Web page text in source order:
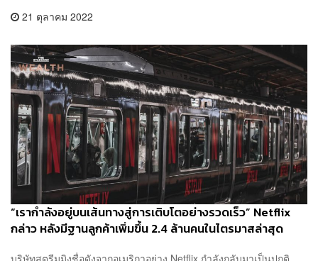
21 ตุลาคม 2022
“เรากำลังอยู่บนเส้นทางสู่การเติบโตอย่างรวดเร็ว” Netflix
กล่าว หลังมีฐานลูกค้าเพิ่มขึ้น 2.4 ล้านคนในไตรมาสล่าสุด
บริษัทสตรีมมิงชื่อดังจากอเมริกาอย่าง Netflix กำลังกลับมาเป็นปกติ